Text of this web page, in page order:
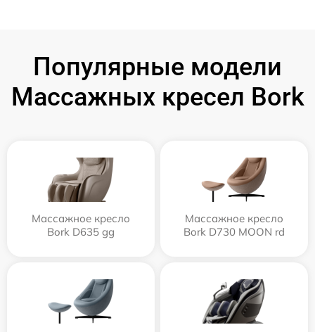
Популярные модели
Массажных кресел Bork
Массажное кресло
Bork D635 gg
Массажное кресло
Bork D730 MOON rd